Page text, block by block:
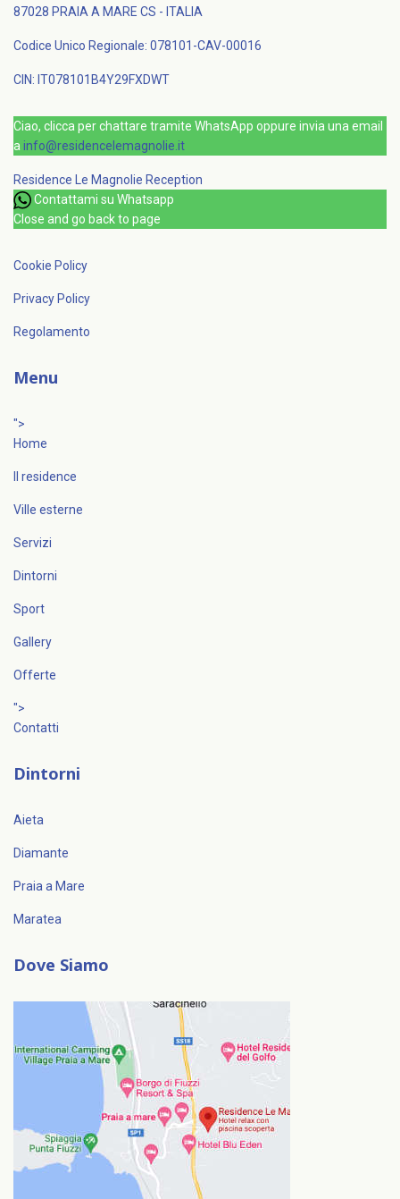
87028 PRAIA A MARE CS - ITALIA
Codice Unico Regionale: 078101-CAV-00016
CIN: IT078101B4Y29FXDWT
Ciao, clicca per chattare tramite WhatsApp oppure invia una email
a info@residencelemagnolie.it
Residence Le Magnolie Reception
Contattami su Whatsapp
Close and go back to page
Cookie Policy
Privacy Policy
Regolamento
Menu
">
Home
Il residence
Ville esterne
Servizi
Dintorni
Sport
Gallery
Offerte
">
Contatti
Dintorni
Aieta
Diamante
Praia a Mare
Maratea
Dove Siamo